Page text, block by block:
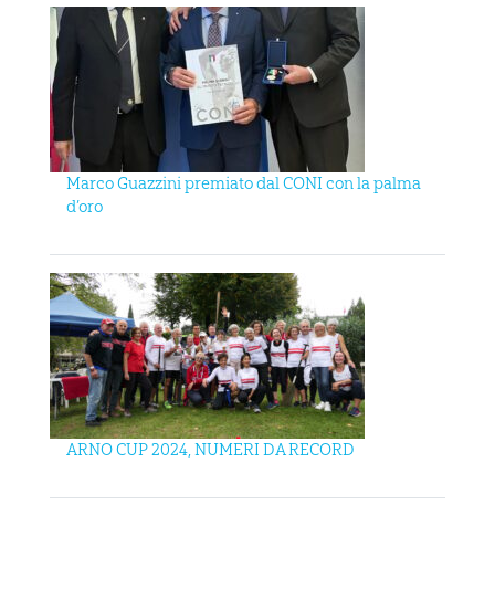
Marco Guazzini premiato dal CONI con la palma
d’oro
ARNO CUP 2024, NUMERI DA RECORD